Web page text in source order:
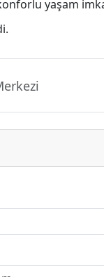
yaşam